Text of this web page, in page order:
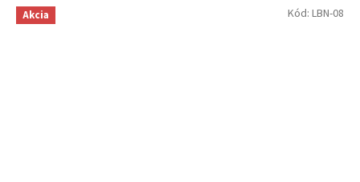
Akcia Kód: LBN-08